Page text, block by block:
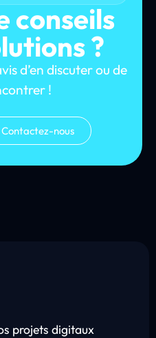
conseils
?
d’en discuter ou de
!
Contactez-nous
projets digitaux